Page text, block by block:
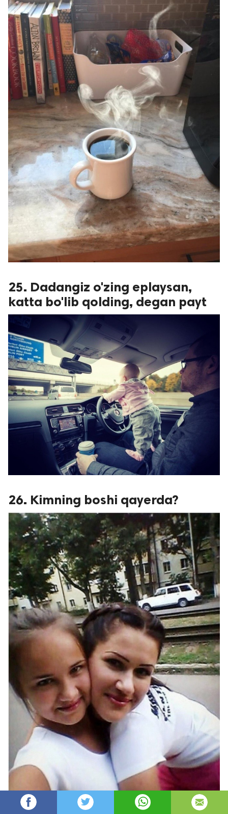
25. Dadangiz o'zing eplaysan,
katta bo'lib qolding, degan payt
26. Kimning boshi qayerda?